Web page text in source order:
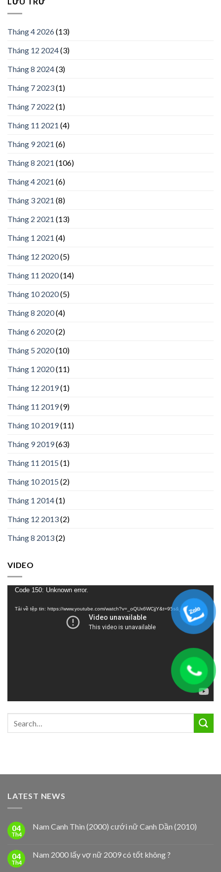
Tháng 4 2026(13)
Tháng 12 2024(3)
Tháng 8 2024(3)
Tháng 7 2023(1)
Tháng 7 2022 (1)
Tháng 11 2021 (4)
Tháng 9 2021 (6)
Tháng 8 2021 (106)
Tháng 4 2021 (6)
Tháng 3 2021 (8)
Tháng 2 2021 (13)
Tháng 1 2021 (4)
Tháng 12 2020(5)
Tháng 11 2020(14)
Tháng 10 2020(5)
Tháng 8 2020(4)
Tháng 6 2020(2)
Tháng 5 2020(10)
Tháng 1 2020(11)
Tháng 12 2019(1)
Tháng 11 2019(9)
Tháng 10 2019(11)
Tháng 9 2019(63)
Tháng 11 2015 (1)
Tháng 10 2015 (2)
Tháng 1 2014(1)
Tháng 12 2013(2)
Tháng 8 2013(2)
VIDEO
Trình
Code 150: Unknown error.
Tải về tệp tin: https://www.youtube.com/watch?v=_oQUx6WCjjY&t=95s&_=1
LATEST NEWS
04
Th4
Nam Canh Thìn (2000) cưới nữ Canh Dần (2010)
04
Th4
Nam 2000 lấy vợ nữ 2009 có tốt không ?